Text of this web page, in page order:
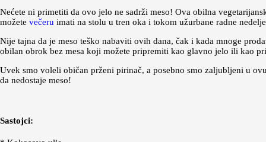
Nećete ni primetiti da ovo jelo ne sadrži meso! Ova obilna
možete večeru imati na stolu u tren oka i tokom užurbane radne
Nije tajna da je meso teško nabaviti ovih dana, čak i kada mnoge
obilan obrok bez mesa koji možete pripremiti kao glavno jelo ili kao
Uvek smo voleli običan prženi pirinač, a posebno smo zaljubljeni u
da nedostaje meso!
Sastojci: